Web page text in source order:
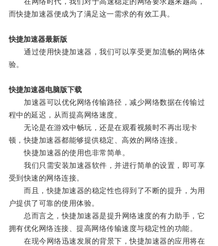
而快捷加速器便成为了满足这一需求的有效工具。
快捷加速器最新版
通过使用快捷加速器，我们可以享受更加流畅的网络体
验。
快捷加速器电脑版下载
加速器可以优化网络传输路径，减少网络数据在传输过
程中的延迟，从而提高网络速度。
无论是在游戏中畅玩，还是在观看视频时不再出现卡
顿，快捷加速器都能够提供稳定、高效的网络连接。
快捷加速器的使用也非常简单。
我们只需安装加速器软件，并进行简单的设置，即可享
受到快速的网络连接。
而且，快捷加速器的稳定性也得到了不断的提升，为用
户提供了可靠的使用体验。
总而言之，快捷加速器是提升网络速度的有力助手，它
拥有优化网络连接、提高网络传输速度与稳定性的功能。
在现今网络迅速发展的背景下，快捷加速器的应用将在